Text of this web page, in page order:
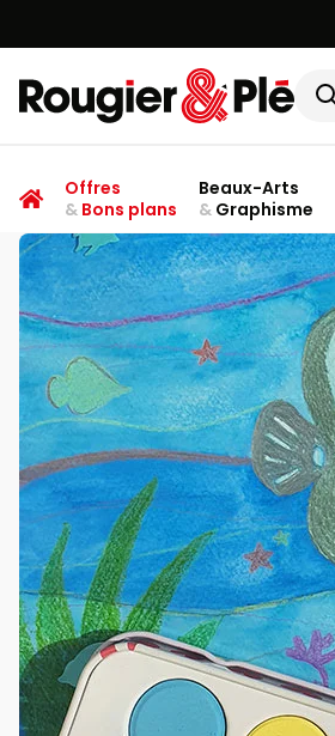
Rougier & Plé
Offres
&Bons plans
Beaux-Arts
&Graphisme